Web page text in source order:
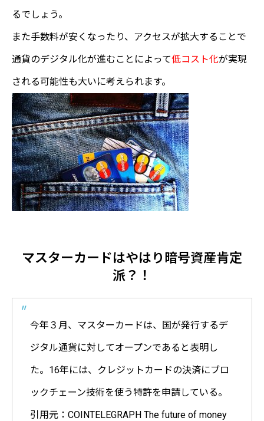
るでしょう。
また手数料が安くなったり、アクセスが拡大することで
通貨のデジタル化が進むことによって低コスト化が実現
される可能性も大いに考えられます。
マスターカードはやはり暗号資産肯定
派？！
今年３月、マスターカードは、国が発行するデ
ジタル通貨に対してオープンであると表明し
た。16年には、クレジットカードの決済にブロ
ックチェーン技術を使う特許を申請している。
引用元：COINTELEGRAPH The future of money